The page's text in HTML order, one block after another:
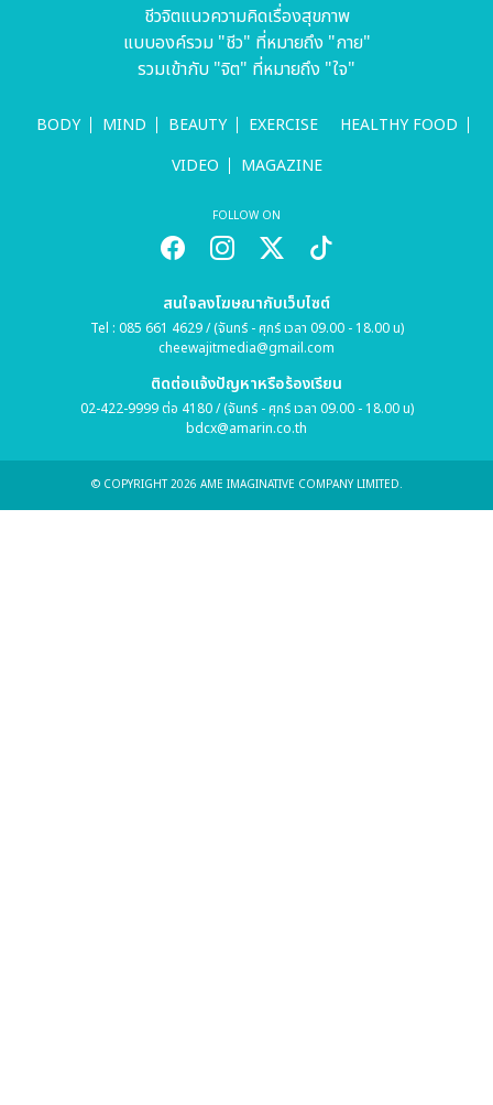
ชีวจิตแนวความคิดเรื่องสุขภาพ
แบบองค์รวม "ชีว" ที่หมายถึง "กาย"
รวมเข้ากับ "จิต" ที่หมายถึง "ใจ"
BODY MIND BEAUTY EXERCISE
HEALTHY FOOD
VIDEO
MAGAZINE
FOLLOW ON
สนใจลงโฆษณากับเว็บไซต์
Tel : 085 661 4629 / (จันทร์ - ศุกร์ เวลา 09.00 - 18.00 น)
cheewajitmedia@gmail.com
ติดต่อแจ้งปัญหาหรือร้องเรียน
02-422-9999 ต่อ 4180 / (จันทร์ - ศุกร์ เวลา 09.00 - 18.00 น)
bdcx@amarin.co.th
© COPYRIGHT 2026 AME IMAGINATIVE COMPANY LIMITED.